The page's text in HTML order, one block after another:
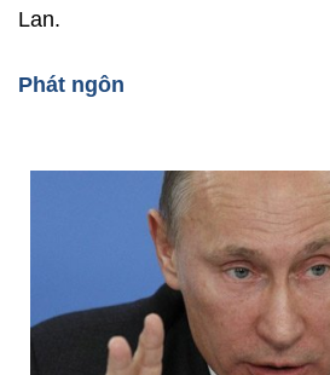
Lan.
Phát ngôn